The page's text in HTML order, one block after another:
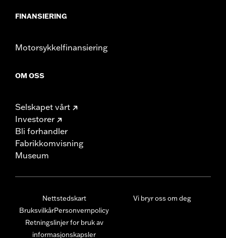
FINANSIERING
Motorsykkelfinansiering
OM OSS
Selskapet vårt
Investorer
Bli forhandler
Fabrikkomvisning
Museum
Nettstedskart
BruksvilkårPersonvernpolicy
Retningslinjer for bruk av
informasjonskapsler
Vi bryr oss om deg